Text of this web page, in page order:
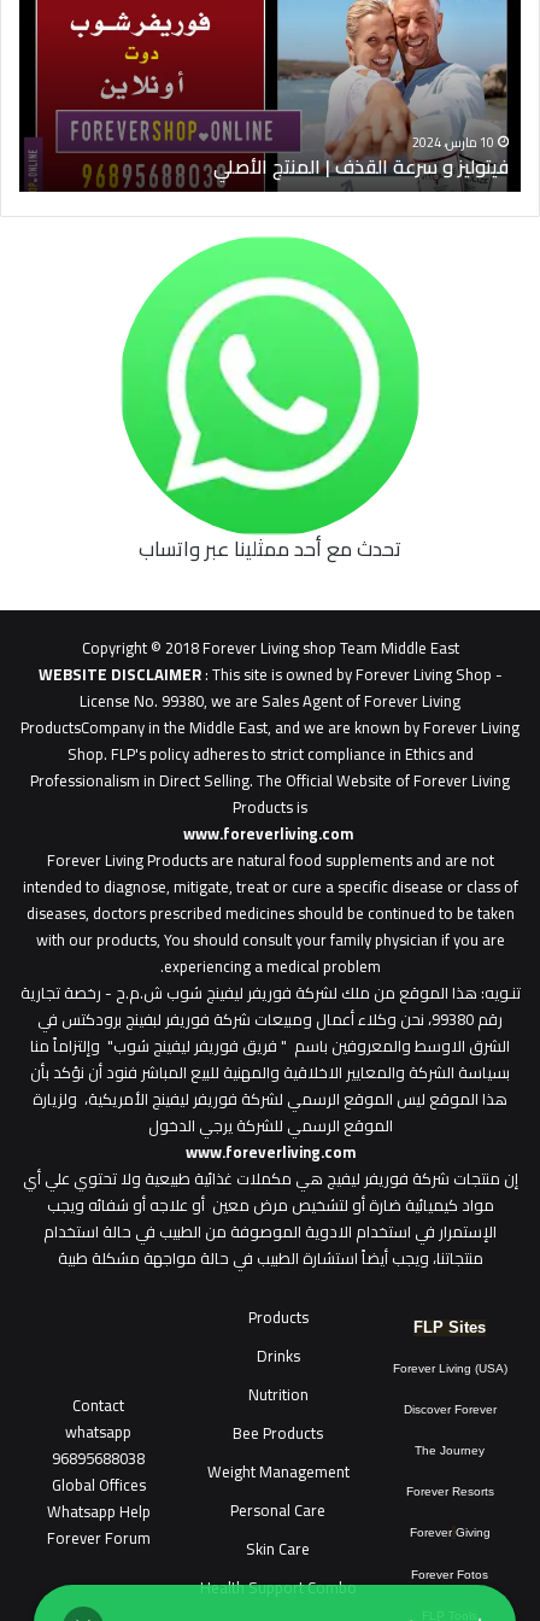
القذف
المنتج
الأصلي
10 مارس، 2024
فيتوليز و سرعة القذف | المنتج الأصلي
تحدث مع أحد ممثلينا عبر واتساب
Copyright © 2018 Forever Living shop Team Middle East
WEBSITE DISCLAIMER: This site is owned by Forever Living Shop -
License No. 99380, we are Sales Agent of Forever Living
ProductsCompany in the Middle East, and we are known by Forever Living
Shop. FLP's policy adheres to strict compliance in Ethics and
Professionalism in Direct Selling. The Official Website of Forever Living
Products is
www.foreverliving.com
Forever Living Products are natural food supplements and are not
intended to diagnose, mitigate, treat or cure a specific disease or class of
diseases, doctors prescribed medicines should be continued to be taken
with our products, You should consult your family physician if you are
experiencing a medical problem.
تنـويه: هذا الموقع من ملك لشركة فوريفر ليفينج شوب ش.م.ح - رخصة تجارية
رقم 99380، نحن وكلاء أعمال ومبيعات شركة فوريفر لبفينج برودكتس في
الشرق الاوسط والمعروفين باسم " فريق فوريفر ليفينج شوب" وإلتزاماً منا
بسياسة الشركة والمعايير الاخلاقية والمهنية للبيع المباشر فنود أن نؤكد بأن
هذا الموقع ليس الموقع الرسمي لشركة فوريفر ليفينج الأمريكية، ولزيارة
الموقع الرسمي للشركة يرجي الدخول
www.foreverliving.com
​إن منتجات شركة فوريفر ليفيج هي مكملات غذائية طبيعية ولا تحتوي علي أي
مواد كيميائية ضارة أو لتشخيص مرض معين أو علاجه أو شفائه ويجب
الإستمرار في استخدام الادوية الموصوفة من الطبيب في حالة استخدام
منتجاتنا، ويجب أيضاً استشارة الطبيب في حالة مواجهة مشكلة طبية
FLP Sites
Forever Living (USA)
Discover Forever
The Journey
Forever Resorts
Forever Giving
Forever Fotos
Products
Drinks
Nutrition
Bee Products
Weight Management
Personal Care
Skin Care
Health Support Combo
Contact
whatsapp
96895688038
Global Offices
Whatsapp Help
Forever Forum